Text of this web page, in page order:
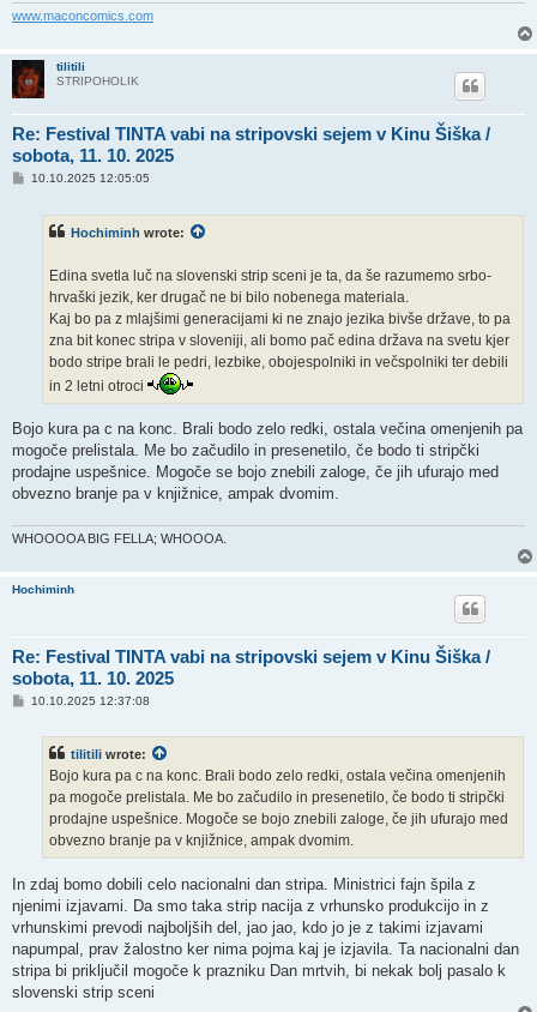
www.maconcomics.com
tilitili
STRIPOHOLIK
Re: Festival TINTA vabi na stripovski sejem v Kinu Šiška /
sobota, 11. 10. 2025
P10.10.2025 12:05:05
Hochiminh wrote:
Edina svetla luč na slovenski strip sceni je ta, da še razumemo srbo-
hrvaški jezik, ker drugač ne bi bilo nobenega materiala.
Kaj bo pa z mlajšimi generacijami ki ne znajo jezika bivše države, to pa
zna bit konec stripa v sloveniji, ali bomo pač edina država na svetu kjer
bodo stripe brali le pedri, lezbike, obojespolniki in večspolniki ter debili
in 2 letni otroci
Bojo kura pa c na konc. Brali bodo zelo redki, ostala večina omenjenih pa
mogoče prelistala. Me bo začudilo in presenetilo, če bodo ti stripčki
prodajne uspešnice. Mogoče se bojo znebili zaloge, če jih ufurajo med
obvezno branje pa v knjižnice, ampak dvomim.
WHOOOOA BIG FELLA; WHOOOA.
Hochiminh
Re: Festival TINTA vabi na stripovski sejem v Kinu Šiška /
sobota, 11. 10. 2025
P10.10.2025 12:37:08
tilitili wrote:
Bojo kura pa c na konc. Brali bodo zelo redki, ostala večina omenjenih
pa mogoče prelistala. Me bo začudilo in presenetilo, če bodo ti stripčki
prodajne uspešnice. Mogoče se bojo znebili zaloge, če jih ufurajo med
obvezno branje pa v knjižnice, ampak dvomim.
In zdaj bomo dobili celo nacionalni dan stripa. Ministrici fajn špila z
njenimi izjavami. Da smo taka strip nacija z vrhunsko produkcijo in z
vrhunskimi prevodi najboljših del, jao jao, kdo jo je z takimi izjavami
napumpal, prav žalostno ker nima pojma kaj je izjavila. Ta nacionalni dan
stripa bi priključil mogoče k prazniku Dan mrtvih, bi nekak bolj pasalo k
slovenski strip sceni